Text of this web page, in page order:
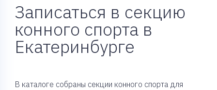
Записаться в секцию
конного спорта в
Екатеринбурге
В каталоге собраны секции конного спорта для